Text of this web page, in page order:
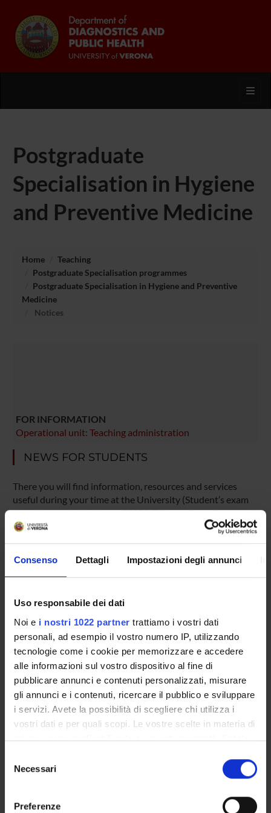
Consenso Dettagli Impostazioni degli annunci
Uso responsabile dei dati
Noi e i nostri 1022 partner trattiamo i vostri dati
personali, ad esempio il vostro numero IP, utilizzando
tecnologie come i cookie per memorizzare e accedere
alle informazioni sul vostro dispositivo al fine di
pubblicare annunci e contenuti personalizzati, misurare
gli annunci e i contenuti, ricercare il pubblico e sviluppare
i servizi. Avete la possibilità di scegliere chi utilizza i
vostri dati e per quali scopi. Le vostre scelte in materia di
privacy sono applicabili solo su questa proprietà digitale
modificare o revocare il proprio consenso in qualsiasi
momento dalla Dichiarazione sui cookie o facendo clic
delNecessari
Preferenze
Postgraduate
Specialisation in Hygiene
and Preventive Medicine
Home
Teaching
Postgraduate Specialisation programmes
Postgraduate Specialisation in Hygiene and Preventive
Medicine
Notices
FOR INFORMATION
Operational unit: Teaching administration
NEWS FOR STUDENTS
There you will find information, resources and services
useful during your time at the University (Student’s exam
record, your study plan on ESSE3, Distance Learning
courses, university email account, office forms,
to receive notification of all the notices from your teachers
and your secretariat via email and also via the Univr app.
MYUNIVR
Overview
Enrolment Procedures and Admission Requirements
Degree Programme
Courses
Notices
Governing bodies